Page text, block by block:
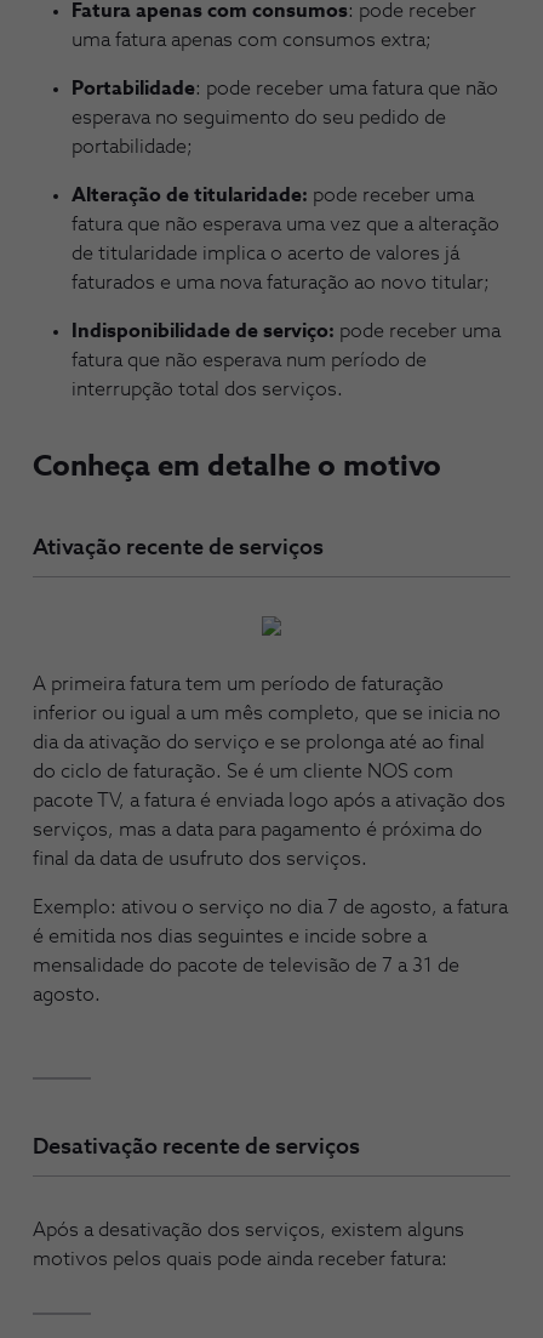
Fatura apenas com consumos: pode receber
uma fatura apenas com consumos extra;
Portabilidade: pode receber uma fatura que não
esperava no seguimento do seu pedido de
portabilidade;
Alteração de titularidade: pode receber uma
fatura que não esperava uma vez que a alteração
de titularidade implica o acerto de valores já
faturados e uma nova faturação ao novo titular;
Indisponibilidade de serviço: pode receber uma
fatura que não esperava num período de
interrupção total dos serviços.
Conheça em detalhe o motivo
Ativação recente de serviços
A primeira fatura tem um período de faturação
inferior ou igual a um mês completo, que se inicia no
dia da ativação do serviço e se prolonga até ao final
do ciclo de faturação. Se é um cliente NOS com
pacote TV, a fatura é enviada logo após a ativação dos
serviços, mas a data para pagamento é próxima do
final da data de usufruto dos serviços.
Exemplo: ativou o serviço no dia 7 de agosto, a fatura
é emitida nos dias seguintes e incide sobre a
mensalidade do pacote de televisão de 7 a 31 de
agosto.
Desativação recente de serviços
Após a desativação dos serviços, existem alguns
motivos pelos quais pode ainda receber fatura: